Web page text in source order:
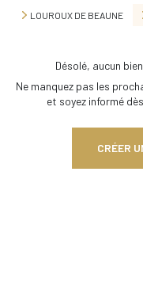
LOUROUX DE BEAUNE
Désolé, aucun
Ne manquez pas les
et soyez informé
CRÉER